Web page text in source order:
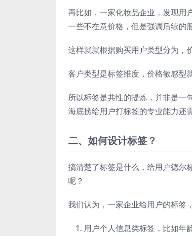
再比如，一家化妆品企业，发现用
一些不在意价格，但是强调后续的
这样就就根据购买用户类型分为，
客户类型是标签维度，价格敏感型
所以标签是共性的提炼，并非是一
海底捞给用户打标签的专业能力还
二、如何设计标签？
搞清楚了标签是什么，给用户德尔
呢？
我们认为，一家企业给用户的标签
用户个人信息类标签，比如年